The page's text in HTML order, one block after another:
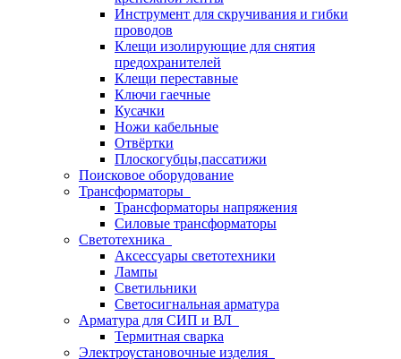
Инструмент для скручивания и гибки
проводов
Клещи изолирующие для снятия
предохранителей
Клещи переставные
Ключи гаечные
Кусачки
Ножи кабельные
Отвёртки
Плоскогубцы,пассатижи
Поисковое оборудование
Трансформаторы
Трансформаторы напряжения
Силовые трансформаторы
Светотехника
Аксессуары светотехники
Лампы
Светильники
Светосигнальная арматура
Арматура для СИП и ВЛ
Термитная сварка
Электроустановочные изделия